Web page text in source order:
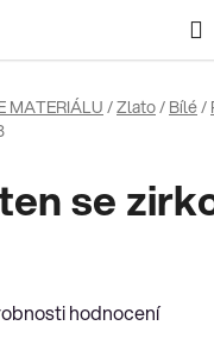
MATERIÁLU/Zlato/ Bílé/
se
hodnocení